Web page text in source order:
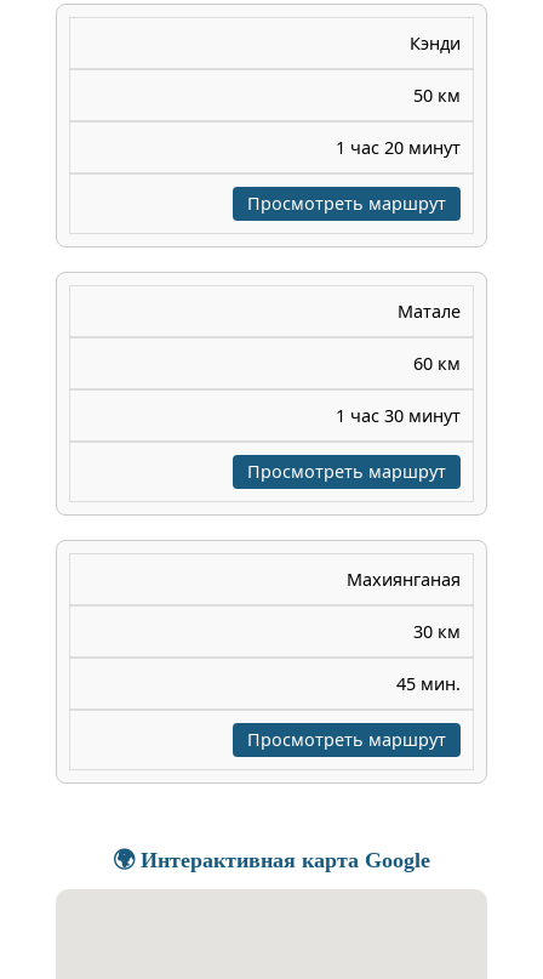
Кэнди
50 км
1 час 20 минут
Просмотреть маршрут
Матале
60 км
1 час 30 минут
Просмотреть маршрут
Махиянганая
30 км
45 мин.
Просмотреть маршрут
🌍 Интерактивная карта Google